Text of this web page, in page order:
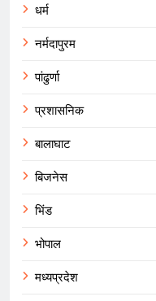
धर्म
नर्मदापुरम
पांढुर्णा
प्रशासनिक
बालाघाट
बिजनेस
भिंड
भोपाल
मध्यप्रदेश